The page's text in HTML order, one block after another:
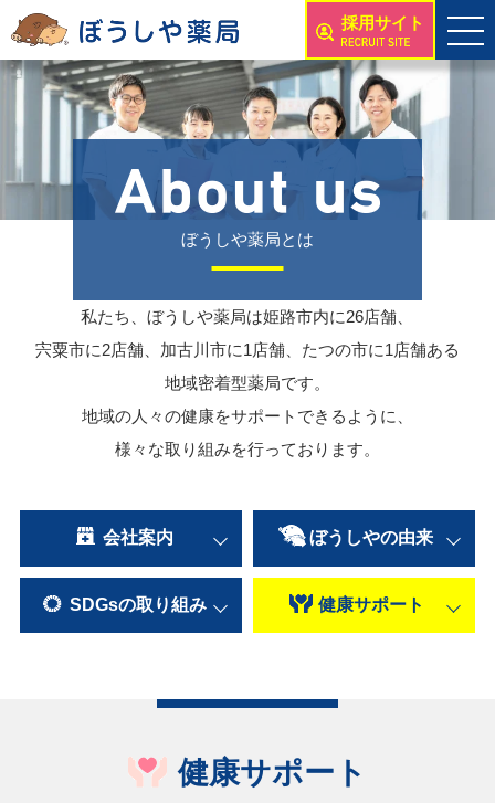
採用サイト
ぼうしや薬局とは
私たち、ぼうしや薬局は姫路市内に26店舗、
宍粟市に2店舗、加古川市に1店舗、たつの市に1店舗ある
地域密着型薬局です。
地域の人々の健康をサポートできるように、
様々な取り組みを行っております。
会社案内 ぼうしやの由来
SDGsの取り組み 健康サポート
健康サポート